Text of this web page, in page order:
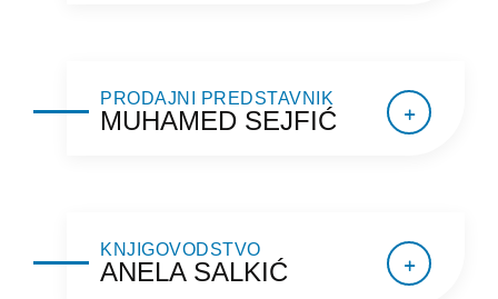
PRODAJNI PREDSTAVNIK
MUHAMED SEJFIĆ
KNJIGOVODSTVO
ANELA SALKIĆ